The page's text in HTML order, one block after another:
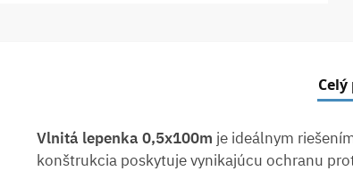
Vlnitá lepenka 0,5x100m je ideálnym
konštrukcia poskytuje vynikajúcu ochranu